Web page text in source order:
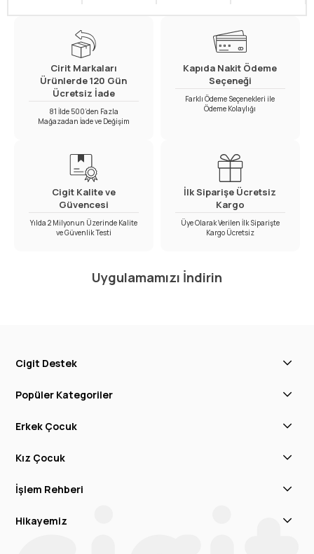
Cirit Markaları
Ürünlerde 120 Gün
Ücretsiz İade
81 İlde 500’den Fazla
Mağazadan İade ve Değişim
Kapıda Nakit Ödeme
Seçeneği
Farklı Ödeme Seçenekleri ile
Ödeme Kolaylığı
Cigit Kalite ve
Güvencesi
Yılda 2 Milyonun Üzerinde Kalite
ve Güvenlik Testi
İlk Siparişe Ücretsiz
Kargo
Üye Olarak Verilen İlk Siparişte
Kargo Ücretsiz
Uygulamamızı İndirin
Cigit Destek
Popüler Kategoriler
Erkek Çocuk
Kız Çocuk
İşlem Rehberi
Hikayemiz